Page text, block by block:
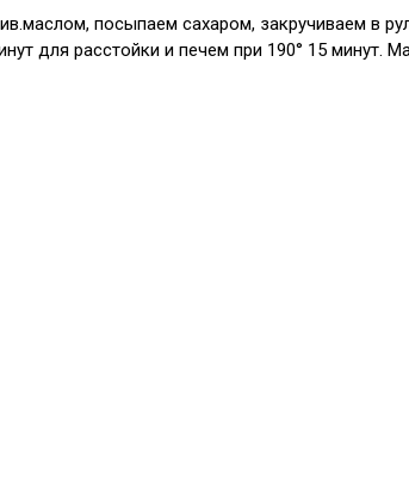
посыпаем сахаром, закручиваем в
для расстойки и печем при 190° 15 минут.